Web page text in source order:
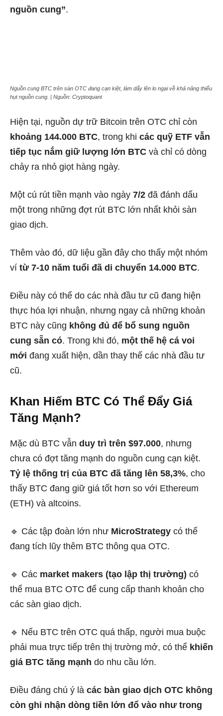
nguồn cung”.
Nguồn cung BTC trên sàn OTC đang cạn kiệt, làm dấy lên lo ngại về khả năng thiếu
hụt nguồn cung. | Nguồn: Cryptoquant
Hiện tại, nguồn dự trữ Bitcoin trên OTC chỉ còn
khoảng 144.000 BTC, trong khi các quỹ ETF vẫn
tiếp tục nắm giữ lượng lớn BTC và chỉ có dòng
chảy ra nhỏ giọt hàng ngày.
Một cú rút tiền mạnh vào ngày 7/2 đã đánh dấu
một trong những đợt rút BTC lớn nhất khỏi sàn
giao dịch.
Thêm vào đó, dữ liệu gần đây cho thấy một nhóm
ví từ 7-10 năm tuổi đã di chuyển 14.000 BTC.
Điều này có thể do các nhà đầu tư cũ đang hiện
thực hóa lợi nhuận, nhưng ngay cả những khoản
BTC này cũng không đủ để bổ sung nguồn
cung sẵn có. Trong khi đó, một thế hệ cá voi
mới đang xuất hiện, dần thay thế các nhà đầu tư
cũ.
Khan Hiếm BTC Có Thể Đẩy Giá
Tăng Mạnh?
Mặc dù BTC vẫn duy trì trên $97.000, nhưng
chưa có đợt tăng mạnh do nguồn cung cạn kiệt.
Tỷ lệ thống trị của BTC đã tăng lên 58,3%, cho
thấy BTC đang giữ giá tốt hơn so với Ethereum
(ETH) và altcoins.
🔹 Các tập đoàn lớn như MicroStrategy có thể
đang tích lũy thêm BTC thông qua OTC.
🔹 Các market makers (tạo lập thị trường) có
thể mua BTC OTC để cung cấp thanh khoản cho
các sàn giao dịch.
🔹 Nếu BTC trên OTC quá thấp, người mua buộc
phải mua trực tiếp trên thị trường mở, có thể khiến
giá BTC tăng mạnh do nhu cầu lớn.
Điều đáng chú ý là các bàn giao dịch OTC không
còn ghi nhận dòng tiền lớn đổ vào như trong